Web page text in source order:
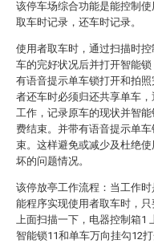
该停车场综合功能是能控制
取车时记录，还车时记录。
使用者取车时，通过扫描时
车的完好状况后并打开智能
有语音提示单车锁打开和拍
者还车时必须归还共享单车
工作，记录原车的现状并智
费结束。并带有语音提示单
束。这样避免或减少及杜绝
坏的问题情况。
该停放亭工作流程：当工作
能程序实现使用者取车时，
上面扫描一下，电器控制箱1
智能锁11和单车万向挂勾12